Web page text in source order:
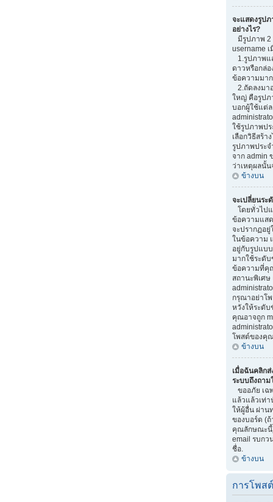
จะแสดงรูป
อย่างไร?
มีรูปภาพ 2
username
1.รูปภาพแ
ดาวหรือกล่
ข้อความมา
2.ถัดลงมา
ใหญ่ คือรูปภ
บอกผู้ใช้แต่
ใช้รูปภาพป
เลือกวิธีสร้า
รูปภาพประ
จาก admin
ว่าเหตุผลนั้
ข้างบน
จะเปลี่ยนระ
โดยทั่วไป
ข้อความแส
จะปรากฏอ
ในข้อความ
อยู่กับรูปแบ
มากใช้ระดั
ข้อความที่คุ
สถานะพิเศษ
กรุณาอย่าโ
หวังให้ระดับ
คุณอาจถูก
โพสต์ของคุ
ข้างบน
เมื่อฉันคลิก
ระบบถึงถาม
ขออภัย เฉ
แล้วแล้วเท่
ให้ผู้อื่น ผ่าน
ของบอร์ด (
คุณลักษณะนี้)
email รบกว
ชื่อ.
ข้างบน
การโพส